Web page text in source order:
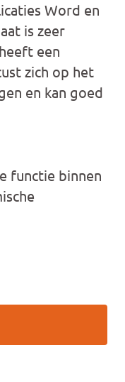
Word en
is zeer
een
zich op het
en kan goed
functie binnen